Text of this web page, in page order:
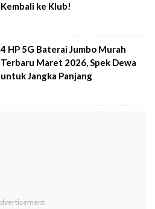
Kembali ke Klub!
4 HP 5G Baterai Jumbo Murah
Terbaru Maret 2026, Spek Dewa
untuk Jangka Panjang